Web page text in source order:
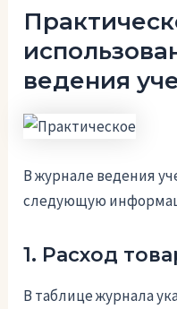
ведения
В журнале ведения
следующую
1. Расход
В таблице журнала